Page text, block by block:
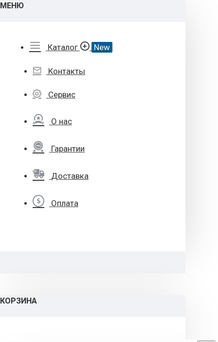
МЕНЮ
Каталог New
Контакты
Сервис
О нас
Гарантии
Доставка
Оплата
КОРЗИНА